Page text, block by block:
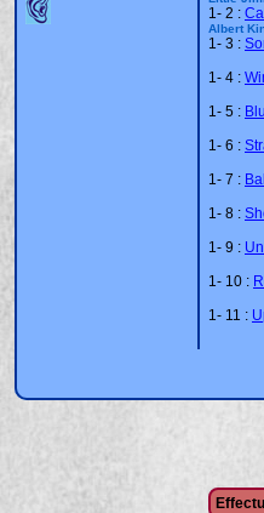
1- 2 :
Albert
1- 3 :
1- 4 :
1- 5 :
1- 6 :
1- 7 :
1- 8 :
1- 9 :
1- 10 :
1- 11 :